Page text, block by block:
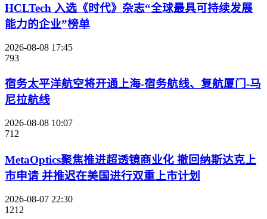
HCLTech 入选《时代》杂志“全球最具可持续发展
能力的企业”榜单
2026-08-08 17:45
793
宿务太平洋航空将开通上海-宿务航线、复航厦门-马
尼拉航线
2026-08-08 10:07
712
MetaOptics聚焦推进超透镜商业化 撤回纳斯达克上
市申请 并推迟在美国进行双重上市计划
2026-08-07 22:30
1212